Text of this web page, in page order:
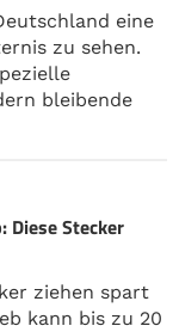
eine
zu sehen.
bleibende
Diese Stecker
ziehen spart
kann bis zu 20